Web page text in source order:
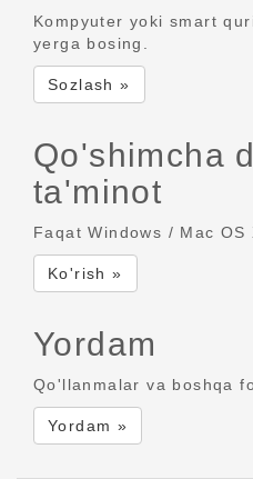
Kompyuter yoki smart
yerga bosing.
Sozlash »
Qo'shimcha
ta'minot
Faqat Windows / Mac OS
Ko'rish »
Yordam
Qo'llanmalar va boshqa
Yordam »